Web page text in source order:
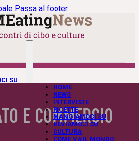
Passa al footer
SU
HOME
NEWS
INTERVISTE
RICETTE
MANGIAMOCI SU
BEVIAMOCI SU
CULTURA
COME VA IL MONDO
E COMMERCIO